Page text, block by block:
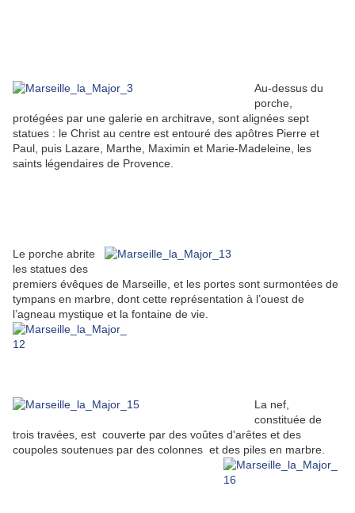
Au-dessus du
porche,
protégées par une galerie en architrave, sont alignées sept
statues : le Christ au centre est entouré des apôtres Pierre et
Paul, puis Lazare, Marthe, Maximin et Marie-Madeleine, les
saints légendaires de Provence.
Le porche abrite
les statues des
premiers évêques de Marseille, et les portes sont surmontées de
tympans en marbre, dont cette représentation à l’ouest de
l’agneau mystique et la fontaine de vie.
La nef,
constituée de
trois travées, est couverte par des voûtes d'arêtes et des
coupoles soutenues par des colonnes et des piles en marbre.